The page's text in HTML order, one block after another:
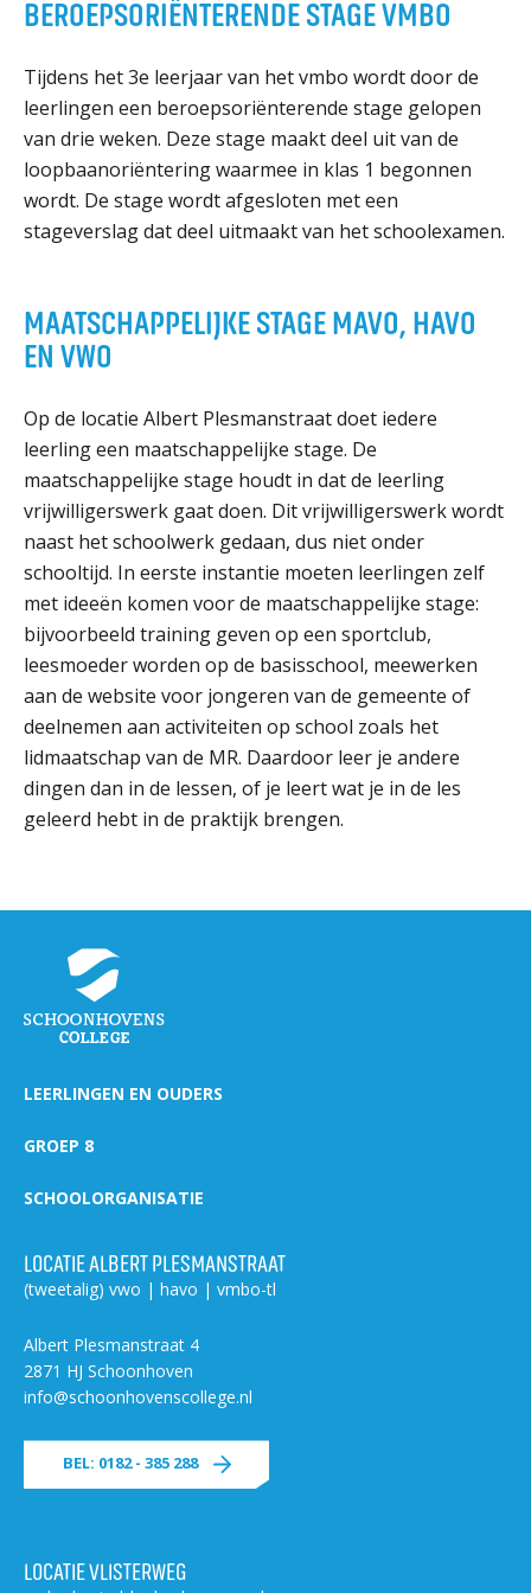
ORGANISATIE
Missie en visie
Organisatie
Klachten en integriteit
GROEP 8
Schoolgids
Begeleiding
Onderwijs op vmbo-tl, havo, vwo en tweetalig vwo
Projectklassen vmbo-tl, havo, vwo en tweetalig
vwo
Zoek de uitdaging
Welke opleidingen bieden we aan?
Taal en rekenen
Dyslexie
Wereldburgerschap
NIEUWS
VACATURES EN STAGEPLEKKEN
ZOEKEN
BEROEPSORIËNTERENDE STAGE VMBO
Tijdens het 3e leerjaar van het vmbo wordt door de
leerlingen een beroepsoriënterende stage gelopen
van drie weken. Deze stage maakt deel uit van de
loopbaanoriëntering waarmee in klas 1 begonnen
wordt. De stage wordt afgesloten met een
stageverslag dat deel uitmaakt van het schoolexamen.
MAATSCHAPPELIJKE STAGE MAVO, HAVO
EN VWO
Op de locatie Albert Plesmanstraat doet iedere
leerling een maatschappelijke stage. De
maatschappelijke stage houdt in dat de leerling
vrijwilligerswerk gaat doen. Dit vrijwilligerswerk wordt
naast het schoolwerk gedaan, dus niet onder
schooltijd. In eerste instantie moeten leerlingen zelf
met ideeën komen voor de maatschappelijke stage:
bijvoorbeeld training geven op een sportclub,
leesmoeder worden op de basisschool, meewerken
aan de website voor jongeren van de gemeente of
deelnemen aan activiteiten op school zoals het
lidmaatschap van de MR. Daardoor leer je andere
dingen dan in de lessen, of je leert wat je in de les
geleerd hebt in de praktijk brengen.
LEERLINGEN EN OUDERS
GROEP 8
SCHOOLORGANISATIE
LOCATIE ALBERT PLESMANSTRAAT
(tweetalig) vwo | havo | vmbo-tl
Albert Plesmanstraat 4
2871 HJ Schoonhoven
info@schoonhovenscollege.nl
BEL: 0182 - 385 288
LOCATIE VLISTERWEG